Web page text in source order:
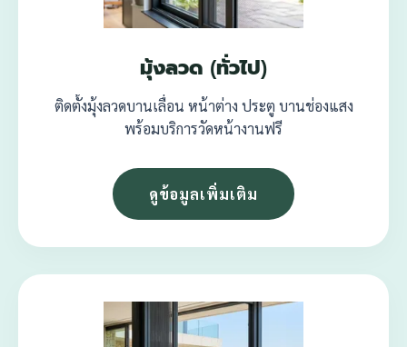
มุ้งลวด (ทั่วไป)
ติดตั้งมุ้งลวดบานเลื่อน หน้าต่าง ประตู บานช่องแสง
พร้อมบริการวัดหน้างานฟรี
ดูข้อมูลเพิ่มเติม